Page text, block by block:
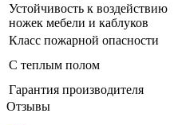
Устойчивость к воздействию
ножек мебели и каблуков
Класс пожарной опасности
С теплым полом
Гарантия производителя
Отзывы